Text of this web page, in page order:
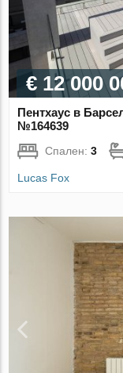
€ 12 000
Пентхаус в
№164639
Спален:3
Lucas Fox